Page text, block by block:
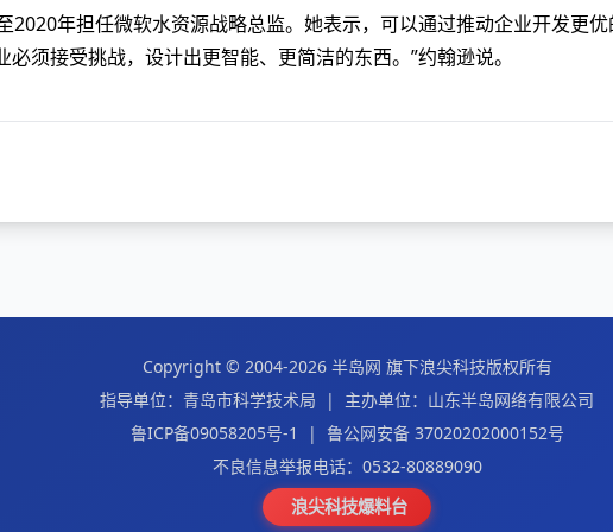
2020年担任微软水资源战略总监。她表示，可以通过推动企业开发更
须接受挑战，设计出更智能、更简洁的东西。”约翰逊说。
Copyright © 2004-2026 半岛网 旗下浪尖科技版权所有
指导单位：青岛市科学技术局
|
主办单位：山东半岛网络有限公司
鲁ICP备09058205号-1
| 鲁公网安备 37020202000152号
不良信息举报电话：0532-80889090
浪尖科技爆料台